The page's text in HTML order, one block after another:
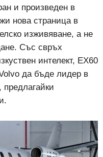
и произведен в
нова страница в
изживяване, а не
Със свръх
интелект, EX60
да бъде лидер в